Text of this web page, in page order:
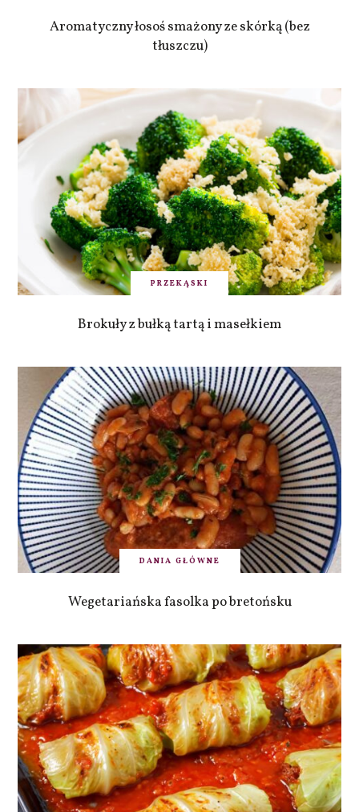
Aromatyczny łosoś smażony ze skórką (bez
tłuszczu)
PRZEKĄSKI
Brokuły z bułką tartą i masełkiem
DANIA GŁÓWNE
Wegetariańska fasolka po bretońsku